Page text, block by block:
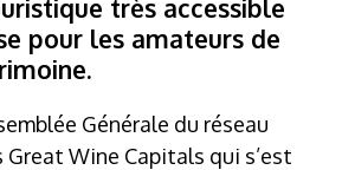
très accessible
pour les amateurs de
Générale du réseau
Wine Capitals qui s’est